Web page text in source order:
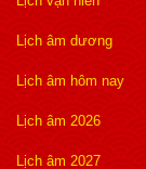
Lịch âm dương
Lịch âm hôm nay
Lịch âm 2026
Lịch âm 2027